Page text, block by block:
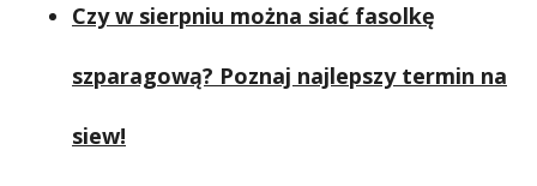
Czy w sierpniu można siać fasolkę
szparagową? Poznaj najlepszy termin na
siew!